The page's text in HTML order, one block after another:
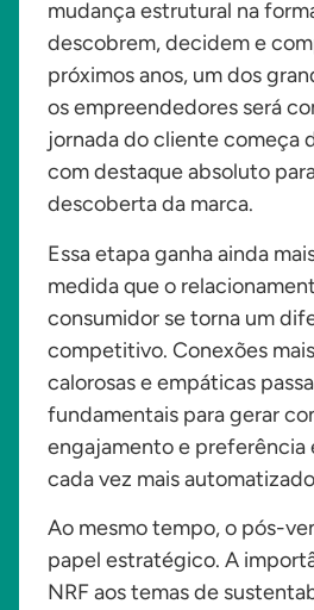
mudança estrutural na
descobrem, decidem e
próximos anos, um dos
os empreendedores será
jornada do cliente
com destaque absoluto
descoberta da marca.
Essa etapa ganha ainda
medida que o
consumidor se torna um
competitivo. Conexões
calorosas e empáticas
fundamentais para gerar
engajamento e preferência
cada vez mais
Ao mesmo tempo, o pós-
papel estratégico. A
NRF aos temas de